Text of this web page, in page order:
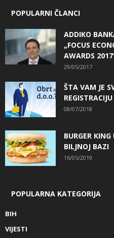
POPULARNI ČLANCI
ADDIKO
„FOCUS
AWARDS
29/05/2017
ŠTA VAM JE
08/07/2018
BURGER
BILJNOJ BAZI
16/05/2019
POPULARNA KATEGORIJA
BIH
VIJESTI